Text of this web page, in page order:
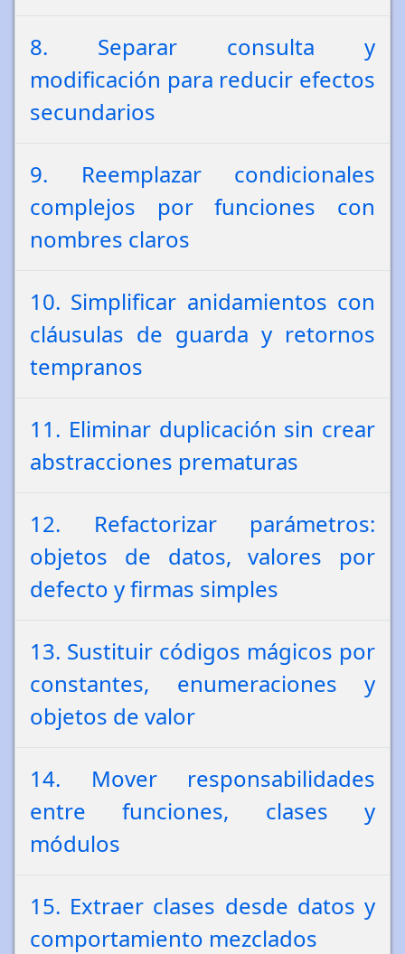
8. Separar consulta y
modificación para reducir efectos
secundarios
9. Reemplazar condicionales
complejos por funciones con
nombres claros
10. Simplificar anidamientos con
cláusulas de guarda y retornos
tempranos
11. Eliminar duplicación sin crear
abstracciones prematuras
12. Refactorizar parámetros:
objetos de datos, valores por
defecto y firmas simples
13. Sustituir códigos mágicos por
constantes, enumeraciones y
objetos de valor
14. Mover responsabilidades
entre funciones, clases y
módulos
15. Extraer clases desde datos y
comportamiento mezclados